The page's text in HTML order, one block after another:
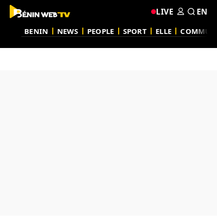
BENIN NEWS PEOPLE SPORT ELLE
LIVE EN